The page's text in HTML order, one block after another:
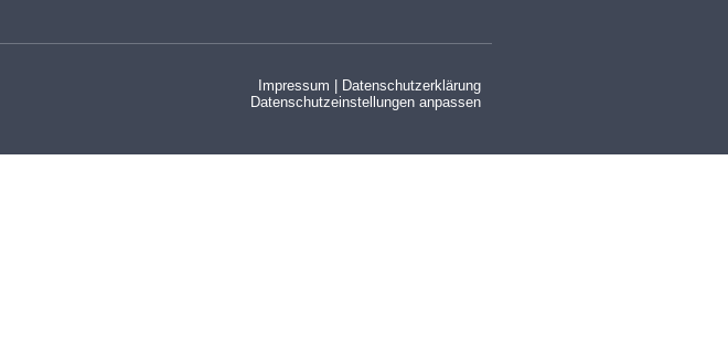
Impressum | Datenschutzerklärung
Datenschutzeinstellungen anpassen